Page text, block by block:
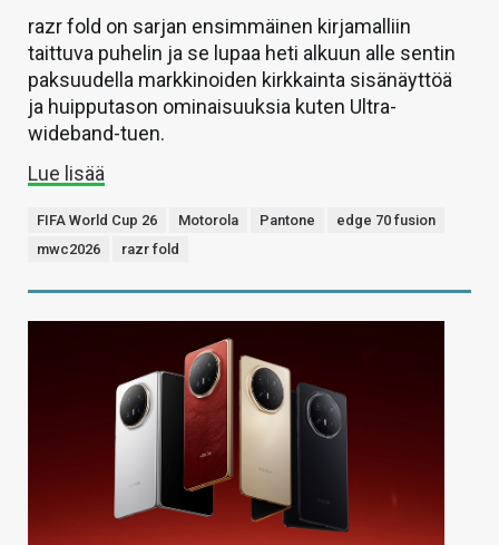
razr fold on sarjan ensimmäinen kirjamalliin
taittuva puhelin ja se lupaa heti alkuun alle sentin
paksuudella markkinoiden kirkkainta sisänäyttöä
ja huipputason ominaisuuksia kuten Ultra-
wideband-tuen.
Lue lisää
FIFA World Cup 26 Motorola Pantone
edge 70 fusion
mwc2026
razr fold